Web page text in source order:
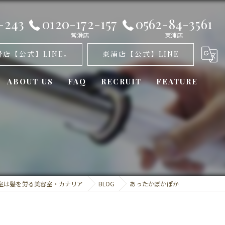
0120-172-157
常滑店
0562-84-3561
東浦店
店【公式】LINE。 東浦店【公式】LINE
ABOUT US FAQ RECRUIT FEATURE
オゾンパーマ
カット
トリートメント
は髪を労る美容室・カナリア BLOG あったかぽかぽか